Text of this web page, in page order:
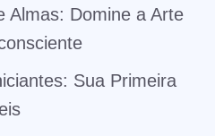
Almas: Domine a Arte
Sua Primeira